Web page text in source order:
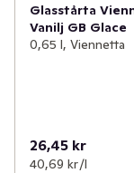
Glasstårta
Vanilj GB Glace
0,65 l, Viennetta
26,45 kr
40,69 kr /l